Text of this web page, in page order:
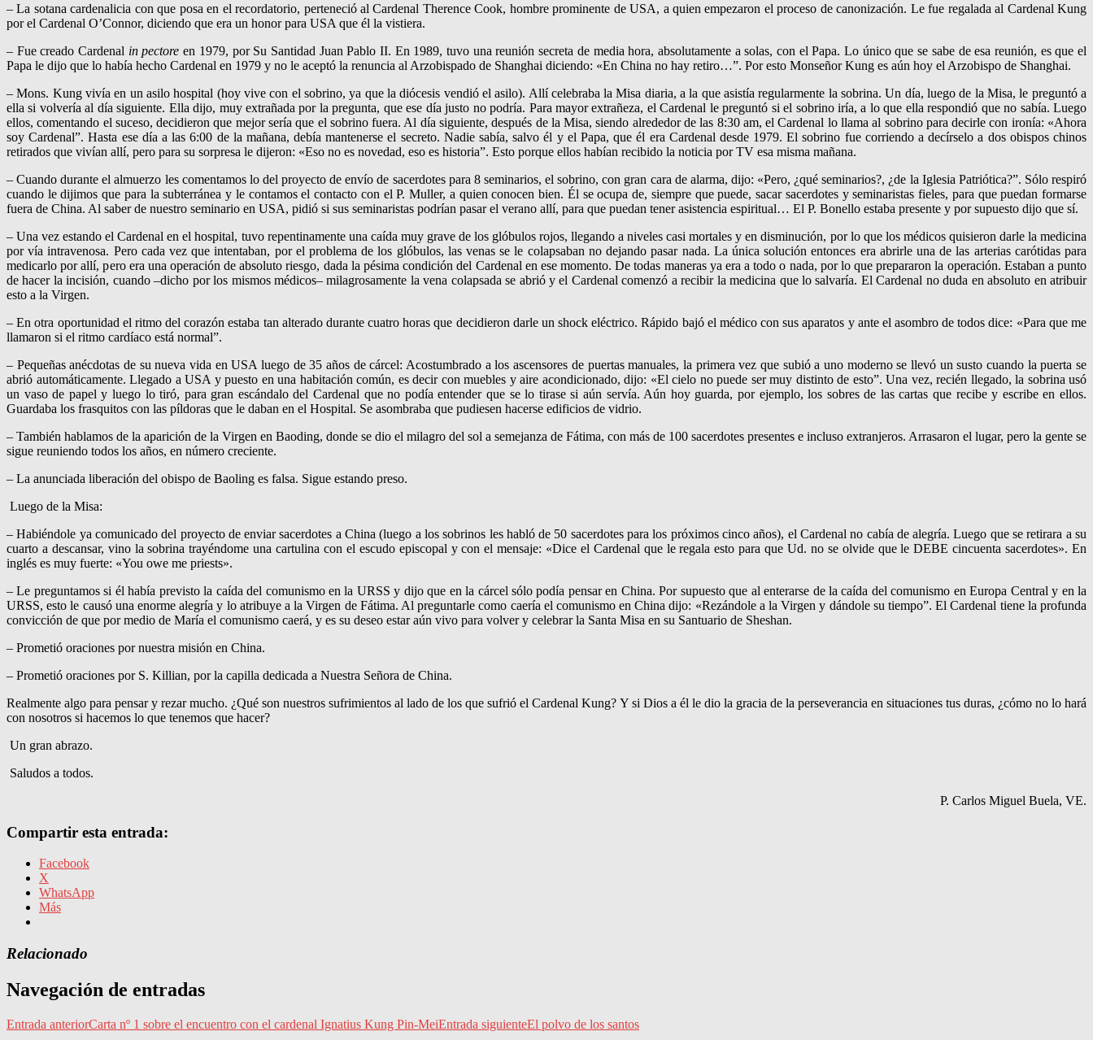
– La sotana cardenalicia con que posa en el recordatorio, perteneció al Cardenal Therence Cook, hombre prominente de USA, a quien empezaron el proceso de canonización. Le fue regalada al Cardenal Kung
por el Cardenal O’Connor, diciendo que era un honor para USA que él la vistiera.
– Fue creado Cardenal in pectore en 1979, por Su Santidad Juan Pablo II. En 1989, tuvo una reunión secreta de media hora, absolutamente a solas, con el Papa. Lo único que se sabe de esa reunión, es que el
Papa le dijo que lo había hecho Cardenal en 1979 y no le aceptó la renuncia al Arzobispado de Shanghai diciendo: «En China no hay retiro…”. Por esto Monseñor Kung es aún hoy el Arzobispo de Shanghai.
– Mons. Kung vivía en un asilo hospital (hoy vive con el sobrino, ya que la diócesis vendió el asilo). Allí celebraba la Misa diaria, a la que asistía regularmente la sobrina. Un día, luego de la Misa, le preguntó a
ella si volvería al día siguiente. Ella dijo, muy extrañada por la pregunta, que ese día justo no podría. Para mayor extrañeza, el Cardenal le preguntó si el sobrino iría, a lo que ella respondió que no sabía. Luego
ellos, comentando el suceso, decidieron que mejor sería que el sobrino fuera. Al día siguiente, después de la Misa, siendo alrededor de las 8:30 am, el Cardenal lo llama al sobrino para decirle con ironía: «Ahora
soy Cardenal”. Hasta ese día a las 6:00 de la mañana, debía mantenerse el secreto. Nadie sabía, salvo él y el Papa, que él era Cardenal desde 1979. El sobrino fue corriendo a decírselo a dos obispos chinos
retirados que vivían allí, pero para su sorpresa le dijeron: «Eso no es novedad, eso es historia”. Esto porque ellos habían recibido la noticia por TV esa misma mañana.
– Cuando durante el almuerzo les comentamos lo del proyecto de envío de sacerdotes para 8 seminarios, el sobrino, con gran cara de alarma, dijo: «Pero, ¿qué seminarios?, ¿de la Iglesia Patriótica?”. Sólo respiró
cuando le dijimos que para la subterránea y le contamos el contacto con el P. Muller, a quien conocen bien. Él se ocupa de, siempre que puede, sacar sacerdotes y seminaristas fieles, para que puedan formarse
fuera de China. Al saber de nuestro seminario en USA, pidió si sus seminaristas podrían pasar el verano allí, para que puedan tener asistencia espiritual… El P. Bonello estaba presente y por supuesto dijo que sí.
– Una vez estando el Cardenal en el hospital, tuvo repentinamente una caída muy grave de los glóbulos rojos, llegando a niveles casi mortales y en disminución, por lo que los médicos quisieron darle la medicina
por vía intravenosa. Pero cada vez que intentaban, por el problema de los glóbulos, las venas se le colapsaban no dejando pasar nada. La única solución entonces era abrirle una de las arterias carótidas para
medicarlo por allí, pero era una operación de absoluto riesgo, dada la pésima condición del Cardenal en ese momento. De todas maneras ya era a todo o nada, por lo que prepararon la operación. Estaban a punto
de hacer la incisión, cuando –dicho por los mismos médicos– milagrosamente la vena colapsada se abrió y el Cardenal comenzó a recibir la medicina que lo salvaría. El Cardenal no duda en absoluto en atribuir
esto a la Virgen.
– En otra oportunidad el ritmo del corazón estaba tan alterado durante cuatro horas que decidieron darle un shock eléctrico. Rápido bajó el médico con sus aparatos y ante el asombro de todos dice: «Para que me
llamaron si el ritmo cardíaco está normal”.
– Pequeñas anécdotas de su nueva vida en USA luego de 35 años de cárcel: Acostumbrado a los ascensores de puertas manuales, la primera vez que subió a uno moderno se llevó un susto cuando la puerta se
abrió automáticamente. Llegado a USA y puesto en una habitación común, es decir con muebles y aire acondicionado, dijo: «El cielo no puede ser muy distinto de esto”. Una vez, recién llegado, la sobrina usó
un vaso de papel y luego lo tiró, para gran escándalo del Cardenal que no podía entender que se lo tirase si aún servía. Aún hoy guarda, por ejemplo, los sobres de las cartas que recibe y escribe en ellos.
Guardaba los frasquitos con las píldoras que le daban en el Hospital. Se asombraba que pudiesen hacerse edificios de vidrio.
– También hablamos de la aparición de la Virgen en Baoding, donde se dio el milagro del sol a semejanza de Fátima, con más de 100 sacerdotes presentes e incluso extranjeros. Arrasaron el lugar, pero la gente se
sigue reuniendo todos los años, en número creciente.
– La anunciada liberación del obispo de Baoling es falsa. Sigue estando preso.
Luego de la Misa:
– Habiéndole ya comunicado del proyecto de enviar sacerdotes a China (luego a los sobrinos les habló de 50 sacerdotes para los próximos cinco años), el Cardenal no cabía de alegría. Luego que se retirara a su
cuarto a descansar, vino la sobrina trayéndome una cartulina con el escudo episcopal y con el mensaje: «Dice el Cardenal que le regala esto para que Ud. no se olvide que le DEBE cincuenta sacerdotes». En
inglés es muy fuerte: «You owe me priests».
– Le preguntamos si él había previsto la caída del comunismo en la URSS y dijo que en la cárcel sólo podía pensar en China. Por supuesto que al enterarse de la caída del comunismo en Europa Central y en la
URSS, esto le causó una enorme alegría y lo atribuye a la Virgen de Fátima. Al preguntarle como caería el comunismo en China dijo: «Rezándole a la Virgen y dándole su tiempo”. El Cardenal tiene la profunda
convicción de que por medio de María el comunismo caerá, y es su deseo estar aún vivo para volver y celebrar la Santa Misa en su Santuario de Sheshan.
– Prometió oraciones por nuestra misión en China.
– Prometió oraciones por S. Killian, por la capilla dedicada a Nuestra Señora de China.
Realmente algo para pensar y rezar mucho. ¿Qué son nuestros sufrimientos al lado de los que sufrió el Cardenal Kung? Y si Dios a él le dio la gracia de la perseverancia en situaciones tus duras, ¿cómo no lo hará
con nosotros si hacemos lo que tenemos que hacer?
Un gran abrazo.
Saludos a todos.
P. Carlos Miguel Buela, VE.
Compartir esta entrada:
Facebook
X
WhatsApp
Más
Relacionado
Navegación de entradas
Entrada anteriorCarta nº 1 sobre el encuentro con el cardenal Ignatius Kung Pin-MeiEntrada siguienteEl polvo de los santos